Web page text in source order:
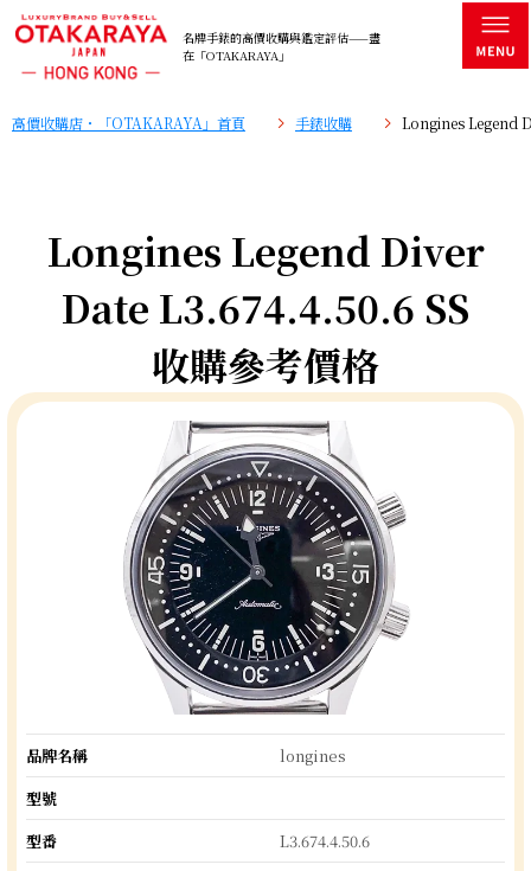
名牌手錶的高價收購與鑑定評估——盡
在「OTAKARAYA」
高價收購店・「OTAKARAYA」首頁 手錶收購 Longines Legend
Longines Legend Diver
Date L3.674.4.50.6 SS
收購參考價格
品牌名稱
longines
型號
型番
L3.674.4.50.6